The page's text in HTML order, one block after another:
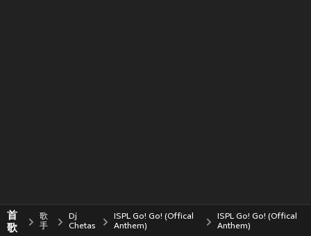
首
歌
歌
手
Dj
Chetas
ISPL Go! Go! (Offical
Anthem)
ISPL Go! Go! (Offical
Anthem)